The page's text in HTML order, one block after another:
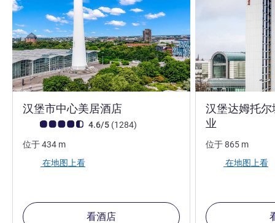
汉堡市中心美居酒店
客户意见评级 (ALL 评级)
4.6/5 (1284评论
)
位于434 m
在地图上看
看酒店
汉堡达姆托
业
位于865 m
在地图上看